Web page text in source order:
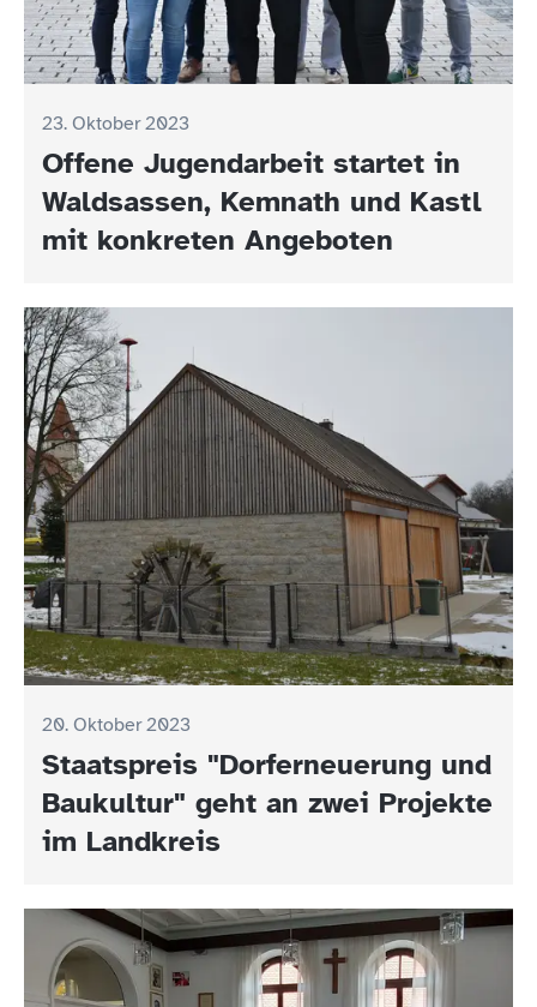
23. Oktober 2023
Offene Jugendarbeit startet in
Waldsassen, Kemnath und Kastl
mit konkreten Angeboten
20. Oktober 2023
Staatspreis "Dorferneuerung und
Baukultur" geht an zwei Projekte
im Landkreis